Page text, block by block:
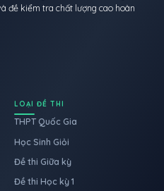
đề kiểm tra chất lượng cao hoàn
LOẠI ĐỀ THI
THPT Quốc Gia
Học Sinh Giỏi
Đề thi Giữa kỳ
Đề thi Học kỳ 1